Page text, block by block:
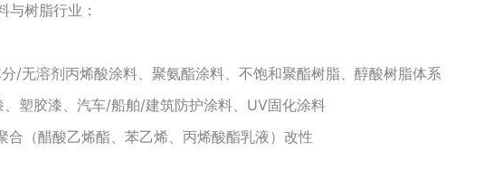
与树脂行业：
/无溶剂丙烯酸涂料、聚氨酯涂料、不饱和聚酯树脂、醇酸树脂体系
、塑胶漆、汽车/船舶/建筑防护涂料、UV固化涂料
合（醋酸乙烯酯、苯乙烯、丙烯酸酯乳液）改性